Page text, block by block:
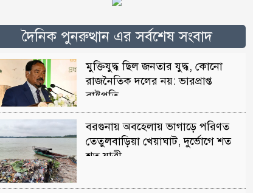
দৈনিক পুনরুত্থান এর সর্বশেষ সংবাদ
মুক্তিযুদ্ধ ছিল জনতার যুদ্ধ, কোনো
রাজনৈতিক দলের নয়: ভারপ্রাপ্ত
রাষ্ট্রপতি
বরগুনায় অবহেলায় ভাগাড়ে পরিণত
তেতুলবাড়িয়া খেয়াঘাট, দুর্ভোগে শত
শত যাত্রী